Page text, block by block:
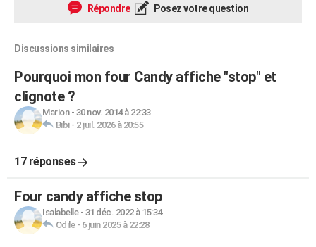
Répondre Posez votre question
Discussions similaires
Pourquoi mon four Candy affiche "stop" et
clignote ?
Marion- 30 nov. 2014 à 22:33
Bibi- 2 juil. 2026 à 20:55
17 réponses
Four candy affiche stop
Isalabelle- 31 déc. 2022 à 15:34
Odile- 6 juin 2025 à 22:28